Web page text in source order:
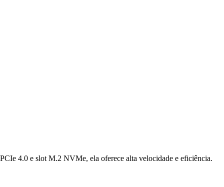
4.0 e slot M.2 NVMe, ela oferece alta velocidade e eficiência.